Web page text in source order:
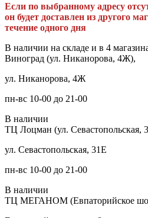
Если по выбранному адресу
он будет доставлен из другого
течение одного дня
В наличии на складе и в 4
Виноград (ул. Никанорова, 4Ж),
ул. Никанорова, 4Ж
пн-вс 10-00 до 21-00
В наличии
ТЦ Лоцман (ул. Севастопольская,
ул. Севастопольская, 31Е
пн-вс 10-00 до 21-00
В наличии
ТЦ МЕГАНОМ (Евпаторийское